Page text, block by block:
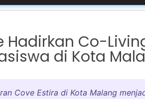
Hadirkan Co-
di Kota
Cove Estira di Kota Malang